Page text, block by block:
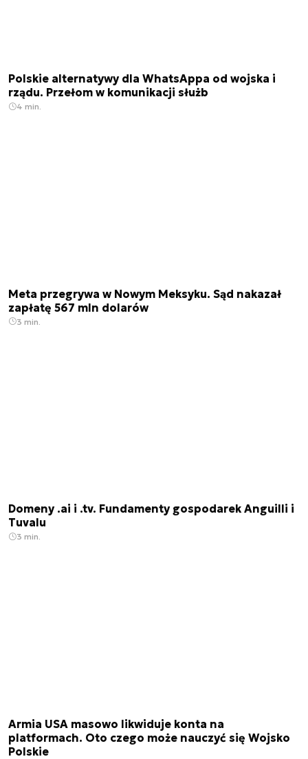
Polskie alternatywy dla WhatsAppa od wojska i
rządu. Przełom w komunikacji służb
4 min.
Meta przegrywa w Nowym Meksyku. Sąd nakazał
zapłatę 567 mln dolarów
3 min.
Domeny .ai i .tv. Fundamenty gospodarek Anguilli i
Tuvalu
3 min.
Armia USA masowo likwiduje konta na
platformach. Oto czego może nauczyć się Wojsko
Polskie